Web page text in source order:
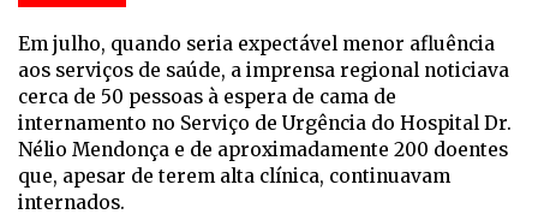
Em julho, quando seria expectável menor afluência
aos serviços de saúde, a imprensa regional noticiava
cerca de 50 pessoas à espera de cama de
internamento no Serviço de Urgência do Hospital Dr.
Nélio Mendonça e de aproximadamente 200 doentes
que, apesar de terem alta clínica, continuavam
internados.